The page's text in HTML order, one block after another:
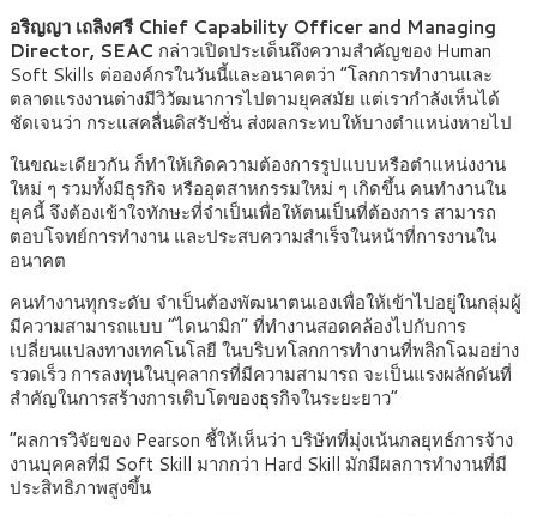
อริญญา เถลิงศรี Chief Capability Officer and Managing
Director, SEAC กล่าวเปิดประเด็นถึงความสำคัญของ Human
Soft Skills ต่อองค์กรในวันนี้และอนาคตว่า “โลกการทำงานและ
ตลาดแรงงานต่างมีวิวัฒนาการไปตามยุคสมัย แต่เรากำลังเห็นได้
ชัดเจนว่า กระแสคลื่นดิสรัปชั่น ส่งผลกระทบให้บางตำแหน่งหายไป
ในขณะเดียวกัน ก็ทำให้เกิดความต้องการรูปแบบหรือตำแหน่งงาน
ใหม่ ๆ รวมทั้งมีธุรกิจ หรืออุตสาหกรรมใหม่ ๆ เกิดขึ้น คนทำงานใน
ยุคนี้ จึงต้องเข้าใจทักษะที่จำเป็นเพื่อให้ตนเป็นที่ต้องการ สามารถ
ตอบโจทย์การทำงาน และประสบความสำเร็จในหน้าที่การงานใน
อนาคต
คนทำงานทุกระดับ จำเป็นต้องพัฒนาตนเองเพื่อให้เข้าไปอยู่ในกลุ่มผู้
มีความสามารถแบบ “ไดนามิก” ที่ทำงานสอดคล้องไปกับการ
เปลี่ยนแปลงทางเทคโนโลยี ในบริบทโลกการทำงานที่พลิกโฉมอย่าง
รวดเร็ว การลงทุนในบุคลากรที่มีความสามารถ จะเป็นแรงผลักดันที่
สำคัญในการสร้างการเติบโตของธุรกิจในระยะยาว”
“ผลการวิจัยของ Pearson ชี้ให้เห็นว่า บริษัทที่มุ่งเน้นกลยุทธ์การจ้าง
งานบุคคลที่มี Soft Skill มากกว่า Hard Skill มักมีผลการทำงานที่มี
ประสิทธิภาพสูงขึ้น